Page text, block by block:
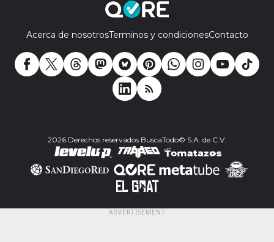
Acerca de nosotrosTerminos y condicionesContacto
2026 Derechos reservados BuscaTodo© S.A. de C.V.